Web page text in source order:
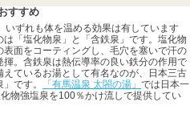
すすめ
ずれも体を温める効果は有しています
「塩化物泉」と「含鉄泉」です。塩化物
面をコーティングし、毛穴を塞いで汗の
。含鉄泉は熱伝導率の良い鉄分の作用で
ているお湯として有名なのが、日本三古
です。
「有馬温泉 太閤の湯」 では日本一
物強塩泉を100％かけ流しで提供してい